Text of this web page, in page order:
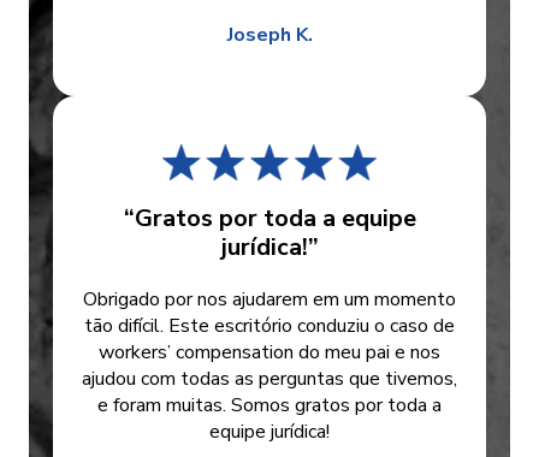
Joseph K.
“Gratos por toda a equipe
jurídica!”
Obrigado por nos ajudarem em um momento
tão difícil. Este escritório conduziu o caso de
workers’ compensation do meu pai e nos
ajudou com todas as perguntas que tivemos,
e foram muitas. Somos gratos por toda a
equipe jurídica!